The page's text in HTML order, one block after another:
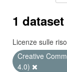
1
Licenze sulle
Creative
4.0)